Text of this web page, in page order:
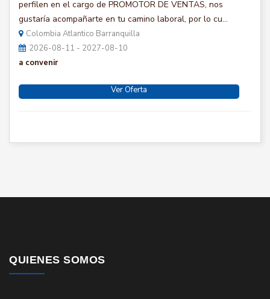
perfilen en el cargo de PROMOTOR DE VENTAS, nos
gustaría acompañarte en tu camino laboral, por lo cu...
Colombia Atlantico Barranquilla
2026-08-11 - 2027-08-10
a convenir
Ver Oferta
QUIENES SOMOS